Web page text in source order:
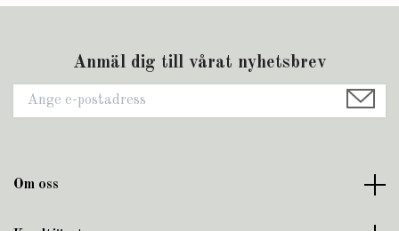
Anmäl dig till vårat nyhetsbrev
Om oss